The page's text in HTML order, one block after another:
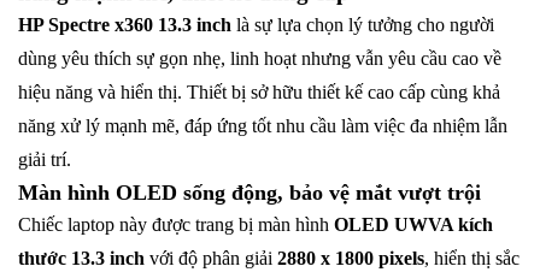
HP Spectre x360 13.3 inch là sự lựa chọn lý tưởng cho người
dùng yêu thích sự gọn nhẹ, linh hoạt nhưng vẫn yêu cầu cao về
hiệu năng và hiển thị. Thiết bị sở hữu thiết kế cao cấp cùng khả
năng xử lý mạnh mẽ, đáp ứng tốt nhu cầu làm việc đa nhiệm lẫn
giải trí.
Màn hình OLED sống động, bảo vệ mắt vượt trội
Chiếc laptop này được trang bị màn hình OLED UWVA kích
thước 13.3 inch với độ phân giải 2880 x 1800 pixels, hiển thị sắc